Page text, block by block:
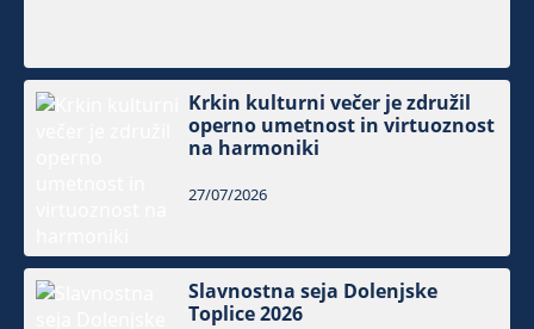
Krkin kulturni večer je združil
operno umetnost in virtuoznost
na harmoniki
27/07/2026
Slavnostna seja Dolenjske
Toplice 2026